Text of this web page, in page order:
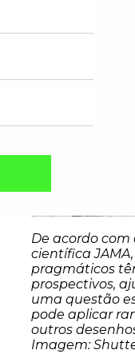
De acordo
científica
pragmáticos
prospectivos,
uma questão
pode aplicar
outros
Imagem: